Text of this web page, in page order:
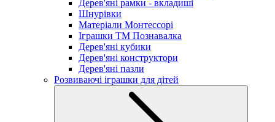
Дерев'яні рамки - вкладиші
Шнурівки
Матеріали Монтессорі
Іграшки ТМ Познавалка
Дерев'яні кубики
Дерев'яні конструктори
Дерев'яні пазли
Розвиваючі іграшки для дітей